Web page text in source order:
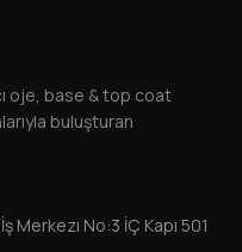
oje, base & top coat
buluşturan
Merkezı No:3 İÇ Kapı 501